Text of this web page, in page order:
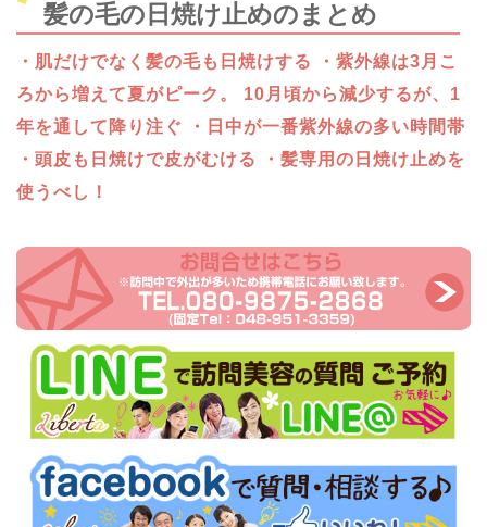
髪の毛の日焼け止めのまとめ
・肌だけでなく髪の毛も日焼けする
・紫外線は3月こ
ろから増えて夏がピーク。
10月頃から減少するが、1
年を通して降り注ぐ
・日中が一番紫外線の多い時間帯
・頭皮も日焼けで皮がむける
・髪専用の日焼け止めを
使うべし！